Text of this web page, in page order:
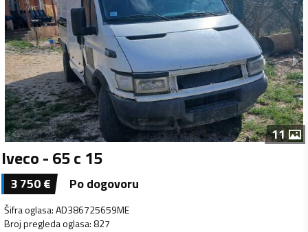
11
Iveco - 65 c 15
3 750€ Po dogovoru
Šifra oglasa:AD386725659ME
Broj pregleda oglasa: 827